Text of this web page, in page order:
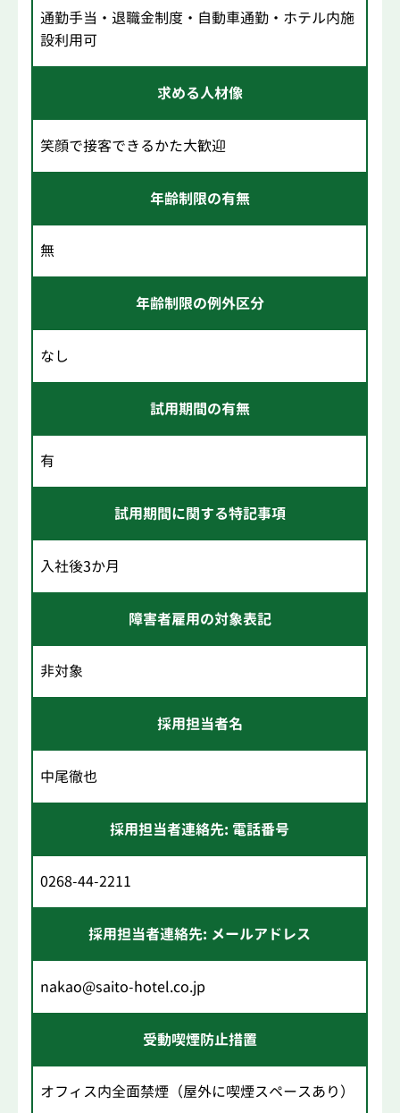
通勤手当・退職金制度・自動車通勤・ホテル内施
設利用可
求める人材像
笑顔で接客できるかた大歓迎
年齢制限の有無
無
年齢制限の例外区分
なし
試用期間の有無
有
試用期間に関する特記事項
入社後3か月
障害者雇用の対象表記
非対象
採用担当者名
中尾徹也
採用担当者連絡先: 電話番号
0268-44-2211
採用担当者連絡先: メールアドレス
nakao@saito-hotel.co.jp
受動喫煙防止措置
オフィス内全面禁煙（屋外に喫煙スペースあり）